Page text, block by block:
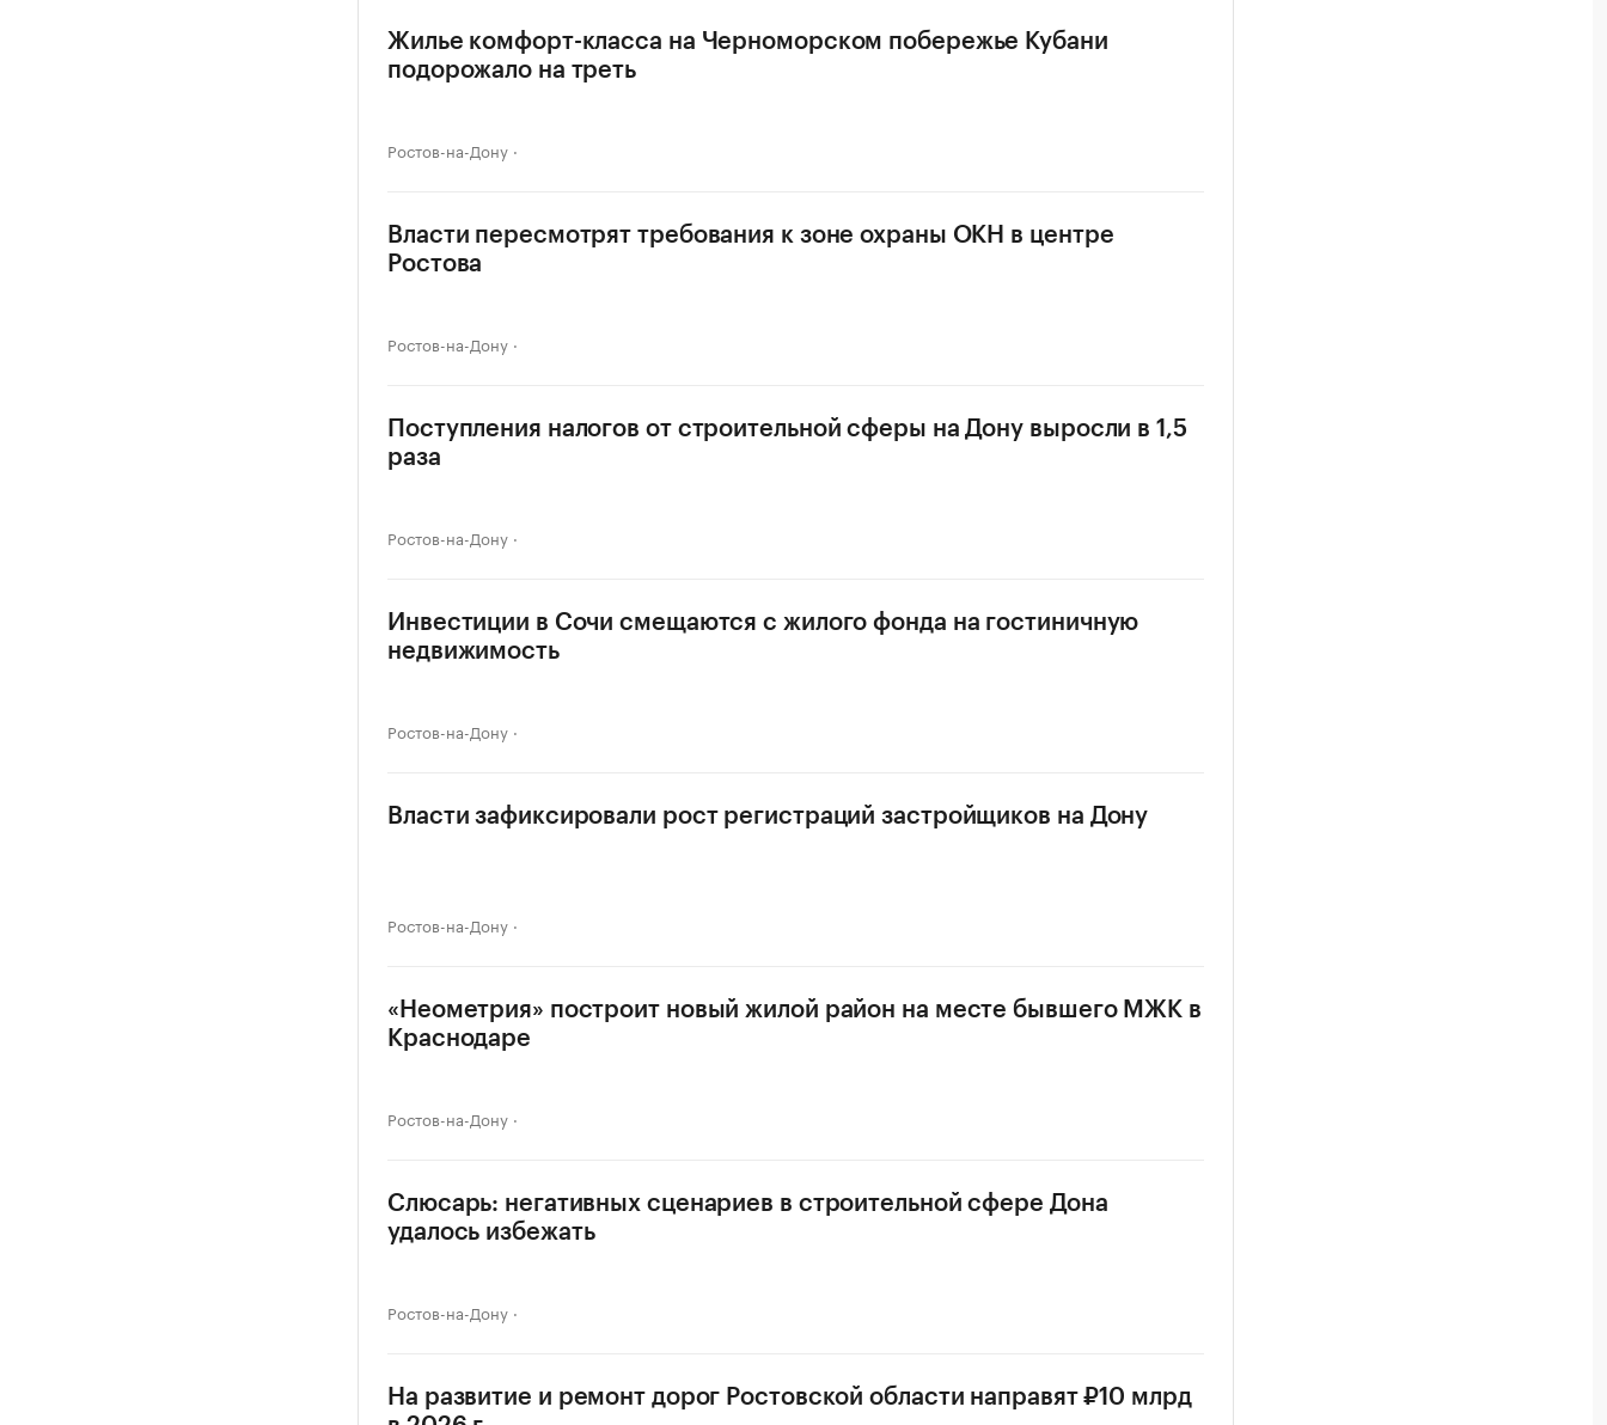
Жилье комфорт-класса на Черноморском побережье Кубани
подорожало на треть
Ростов-на-Дону
Власти пересмотрят требования к зоне охраны ОКН в центре
Ростова
Ростов-на-Дону
Поступления налогов от строительной сферы на Дону выросли в 1,5
раза
Ростов-на-Дону
Инвестиции в Сочи смещаются с жилого фонда на гостиничную
недвижимость
Ростов-на-Дону
Власти зафиксировали рост регистраций застройщиков на Дону
Ростов-на-Дону
«Неометрия» построит новый жилой район на месте бывшего МЖК в
Краснодаре
Ростов-на-Дону
Слюсарь: негативных сценариев в строительной сфере Дона
удалось избежать
Ростов-на-Дону
На развитие и ремонт дорог Ростовской области направят ₽10 млрд